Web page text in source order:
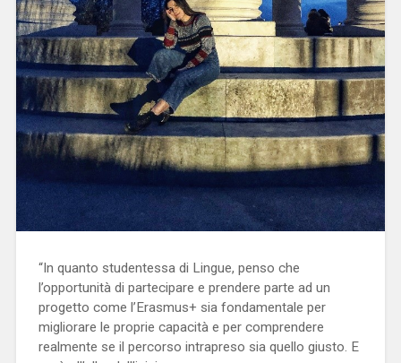
“In quanto studentessa di Lingue, penso che
l’opportunità di partecipare e prendere parte ad un
progetto come l’Erasmus+ sia fondamentale per
migliorare le proprie capacità e per comprendere
realmente se il percorso intrapreso sia quello giusto. E